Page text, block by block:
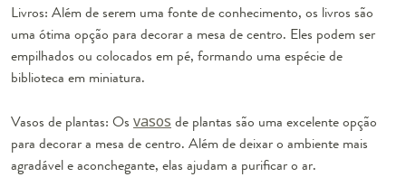
Livros: Além de serem uma fonte de conhecimento, os livros são
uma ótima opção para decorar a mesa de centro. Eles podem ser
empilhados ou colocados em pé, formando uma espécie de
biblioteca em miniatura.
Vasos de plantas: Os vasos de plantas são uma excelente opção
para decorar a mesa de centro. Além de deixar o ambiente mais
agradável e aconchegante, elas ajudam a purificar o ar.